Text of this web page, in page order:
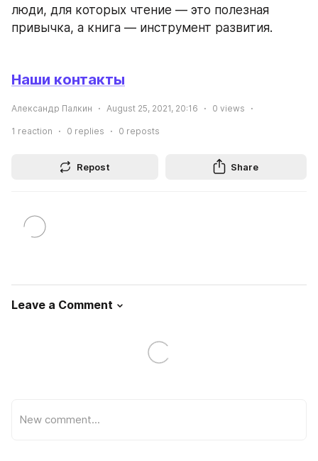
люди, для которых чтение — это полезная
привычка, а книга — инструмент развития.
Наши контакты
Александр Палкин August 25, 2021, 20:16 0 views
1 reaction 0 replies 0 reposts
Repost Share
Leave a Comment